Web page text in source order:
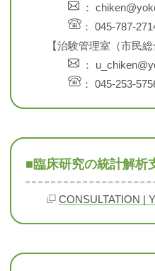
：
： 045-787-
【治験管理室（市民
：
： 045-253-
■臨床研究の統計解析
CONSULTATION |